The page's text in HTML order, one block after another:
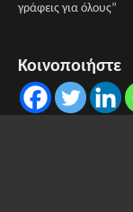
γράφεις για όλους”
Κοινοποιήστε